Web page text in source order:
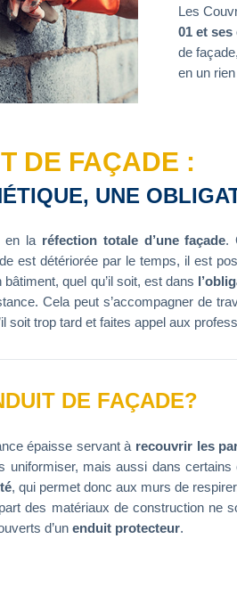
Les
01 et
de
en un
DE FAÇADE :
UNE
en laréfection totale d’une façade.
est détériorée par le temps, il est
quel qu’il soit, est dans
Cela peut s’accompagner de
soit trop tard et faites appel aux
DE FAÇADE?
épaisse servant à recouvrir les
uniformiser, mais aussi dans
, qui permet donc aux murs de
des matériaux de construction ne
d’un enduit protecteur.